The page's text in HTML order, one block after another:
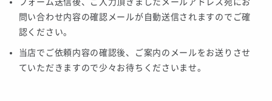
問い合わせ内容の確認メールが自動送信されますのでご確
認ください。
当店でご依頼内容の確認後、ご案内のメールをお送りさせ
ていただきますので少々お待ちくださいませ。